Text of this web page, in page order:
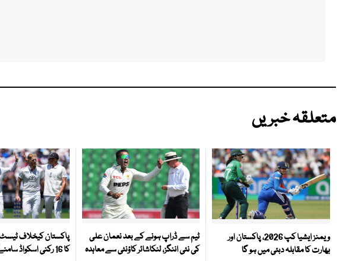
متعلقہ خبریں
ویمنز ایشیا کپ 2026، پاکستان اور
بھارت کا مقابلہ دبئی میں ہو گا
ٹیم سے ڈراپ ہونے کے بعد نعمان علی
کی نئی اننگز، لنکاشائر کاؤنٹی سے معاہدہ
پاکستان کیخلاف ٹیسٹ
کا 16 رکنی اسکواڈ سامنے آ گیا